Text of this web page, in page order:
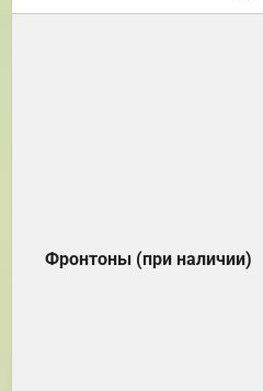
Фронтоны (при наличии)